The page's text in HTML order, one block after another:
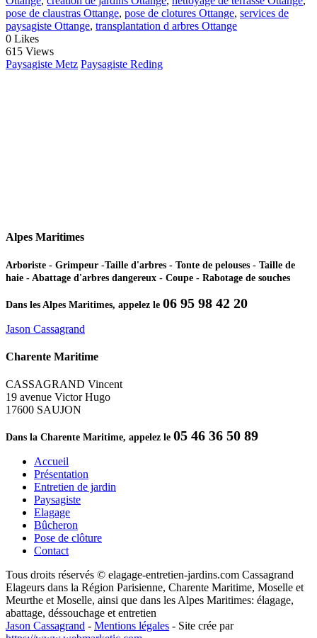
pose de claustras Ottange, pose de clotures Ottange, services de
paysagiste Ottange, transplantation d arbres Ottange
0 Likes
615 Views
Paysagiste Metz Paysagiste Reding
Alpes Maritimes
Arboriste - Grimpeur -Taille d'arbres - Tonte de pelouses - Taille de
haie - Abattage d'arbres dangereux - Coupe - Rabotage de souches
Dans les Alpes Maritimes, appelez le 06 95 98 42 20
Jason Cassagrand
Charente Maritime
CASSAGRAND Vincent
19 avenue Victor Hugo
17600 SAUJON
Dans la Charente Maritime, appelez le 05 46 36 50 89
Accueil
Présentation
Entretien de jardin
Paysagiste
Elagage
Bûcheron
Pose de clôture
Contact
Tous droits réservés © elagage-entretien-jardins.com Cassagrand
Elageurs dans la Région Parisienne, Charente Maritime, Moselle et
Meurthe et Moselle, ainsi que dans les Alpes Maritimes: élagage,
abattage, déssouchage et entretien
Jason Cassagrand - Mentions légales - Site crée par